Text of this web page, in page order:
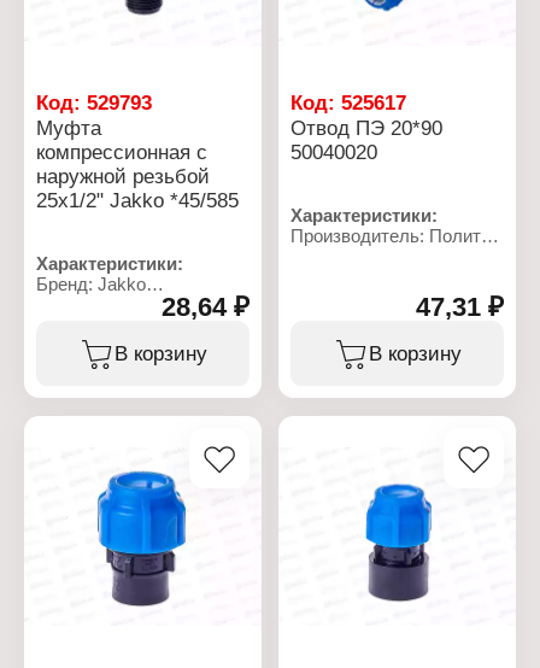
Код: 529793
Муфта
компрессионная с
наружной резьбой
25x1/2" Jakko *45/585
Характеристики:
Бренд: Jakko
Артикул: 704037254T
Тип товара: Муфта
Тип: компрессионная
Вид: переходная
Резьба присоединения:
Рабочее давление: до 10
Температура
применения: от 0 до +40
28,64 ₽
В корзину
Код:525617
Отвод ПЭ 20*90
50040020
Характеристики:
Производитель: Политек
Тип товара: Отвод
Диаметр присоединения:
Максимальная
температура: 40 С
Материал: полипропилен
47,31 ₽
В корзину